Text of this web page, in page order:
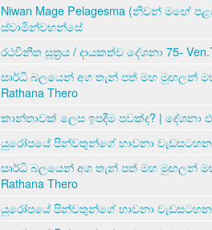
Niwan Mage Pelagesma (නිවන් මඟේ
ස්වාමීන්වහන්සේ
රථවිනීත සූත්‍රය / දායකත්ව දේශනා 75-
සෘර්ධි බලයෙන් අග තැන් පත් මහ මුඟලන්
Rathana Thero
කාන්තාවක් ලෙස ඉපදීම පවක්ද? | දේශනා
යුරෝපයේ පින්වතුන්ගේ භාවනා වැඩසටහන 30
සෘර්ධි බලයෙන් අග තැන් පත් මහ මුඟලන්
Rathana Thero
යුරෝපයේ පින්වතුන්ගේ භාවනා වැඩසටහන 28